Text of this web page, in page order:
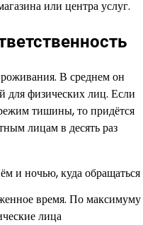
или центра услуг.
В среднем он
для физических лиц. Если
тишины, то придётся
лицам в десять раз
время. По максимуму
лица